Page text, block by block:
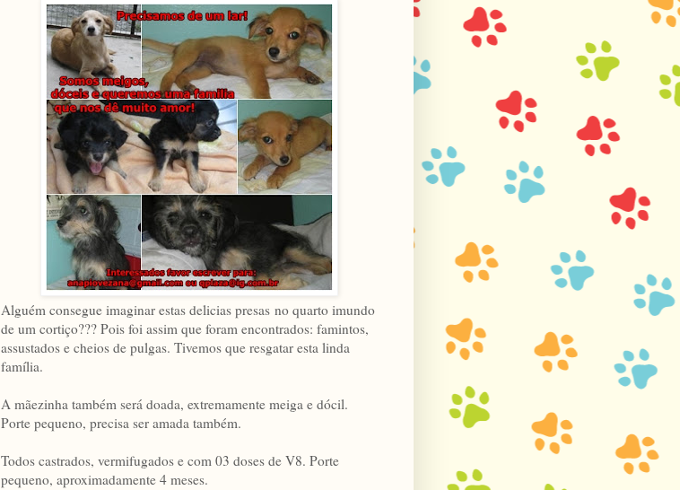
Alguém consegue imaginar estas delicias presas no quarto imundo
de um cortiço??? Pois foi assim que foram encontrados: famintos,
assustados e cheios de pulgas. Tivemos que resgatar esta linda
família.
A mãezinha também será doada, extremamente meiga e dócil.
Porte pequeno, precisa ser amada também.
Todos castrados, vermifugados e com 03 doses de V8. Porte
pequeno, aproximadamente 4 meses.